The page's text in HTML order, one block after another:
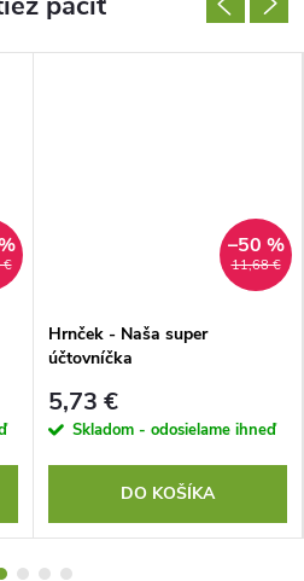
€ 11,68 €
–50 %
Hrnček - Naša super
účtovníčka
5,73 €
Skladom - odosielame ihneď
DO KOŠÍKA